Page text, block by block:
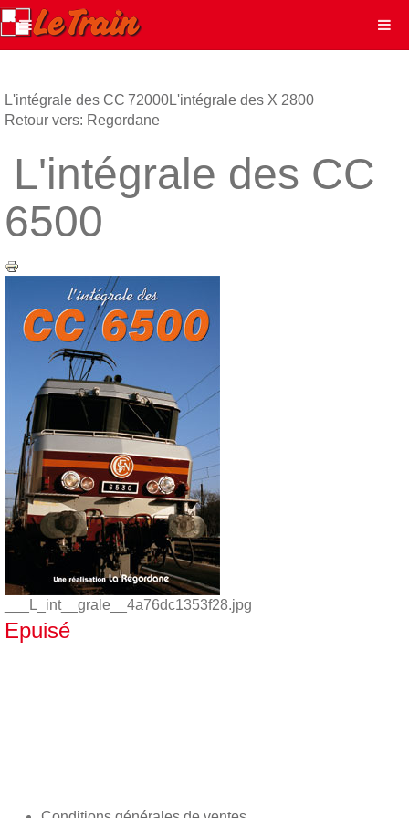
L'intégrale des CC 72000L'intégrale des X 2800
Retour vers: Regordane
L'intégrale des CC
6500
___L_int__grale__4a76dc1353f28.jpg
Epuisé